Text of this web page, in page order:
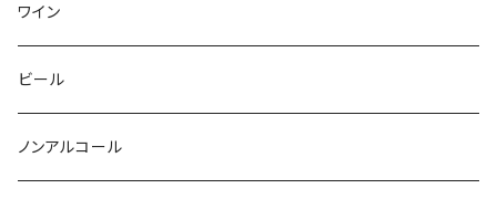
ワイン
ビール
ノンアルコール